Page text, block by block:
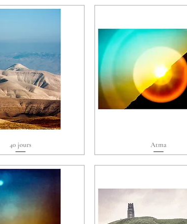
Aperçu rapide
40 jours Aperçu rapide
Atma